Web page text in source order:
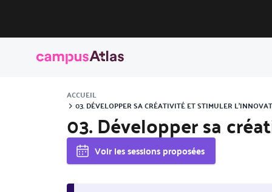
ACCUEIL
03. DÉVELOPPER SA CRÉATIVITÉ ET STIMULER
03. Développer sa
Voir les sessions proposées